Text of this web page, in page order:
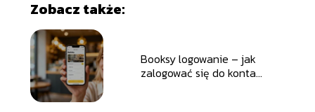
Zobacz także:
Booksy logowanie – jak
zalogować się do konta